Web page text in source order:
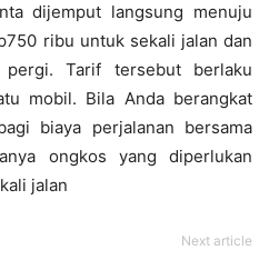
dijemput langsung menuju
ribu untuk sekali jalan dan
Tarif tersebut berlaku
mobil. Bila Anda berangkat
biaya perjalanan bersama
ongkos yang diperlukan
jalan
Next article